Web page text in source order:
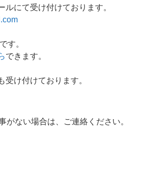
ルにて受け付けております。
す。
できます。
受け付けております。
がない場合は、ご連絡ください。